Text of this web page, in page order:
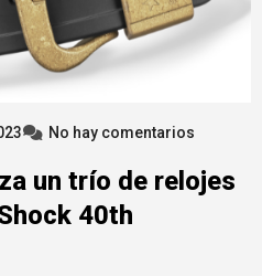
No hay comentarios
un trío de relojes
40th